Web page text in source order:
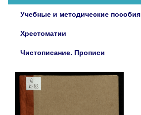
Учебные и методические пособия
Хрестоматии
Чистописание. Прописи